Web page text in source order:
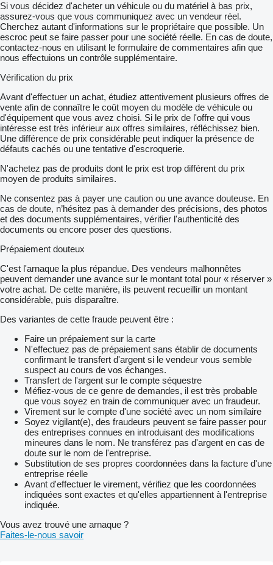
Si vous décidez d'acheter un véhicule ou du matériel à bas prix,
assurez-vous que vous communiquez avec un vendeur réel.
Cherchez autant d'informations sur le propriétaire que possible. Un
escroc peut se faire passer pour une société réelle. En cas de doute,
contactez-nous en utilisant le formulaire de commentaires afin que
nous effectuions un contrôle supplémentaire.
Vérification du prix
Avant d'effectuer un achat, étudiez attentivement plusieurs offres de
vente afin de connaître le coût moyen du modèle de véhicule ou
d'équipement que vous avez choisi. Si le prix de l'offre qui vous
intéresse est très inférieur aux offres similaires, réfléchissez bien.
Une différence de prix considérable peut indiquer la présence de
défauts cachés ou une tentative d'escroquerie.
N'achetez pas de produits dont le prix est trop différent du prix
moyen de produits similaires.
Ne consentez pas à payer une caution ou une avance douteuse. En
cas de doute, n’hésitez pas à demander des précisions, des photos
et des documents supplémentaires, vérifier l'authenticité des
documents ou encore poser des questions.
Prépaiement douteux
C'est l'arnaque la plus répandue. Des vendeurs malhonnêtes
peuvent demander une avance sur le montant total pour « réserver »
votre achat. De cette manière, ils peuvent recueillir un montant
considérable, puis disparaître.
Des variantes de cette fraude peuvent être :
Faire un prépaiement sur la carte
N'effectuez pas de prépaiement sans établir de documents
confirmant le transfert d'argent si le vendeur vous semble
suspect au cours de vos échanges.
Transfert de l'argent sur le compte séquestre
Méfiez-vous de ce genre de demandes, il est très probable
que vous soyez en train de communiquer avec un fraudeur.
Virement sur le compte d'une société avec un nom similaire
Soyez vigilant(e), des fraudeurs peuvent se faire passer pour
des entreprises connues en introduisant des modifications
mineures dans le nom. Ne transférez pas d'argent en cas de
doute sur le nom de l'entreprise.
Substitution de ses propres coordonnées dans la facture d'une
entreprise réelle
Avant d'effectuer le virement, vérifiez que les coordonnées
indiquées sont exactes et qu'elles appartiennent à l'entreprise
indiquée.
Vous avez trouvé une arnaque ?
Faites-le-nous savoir